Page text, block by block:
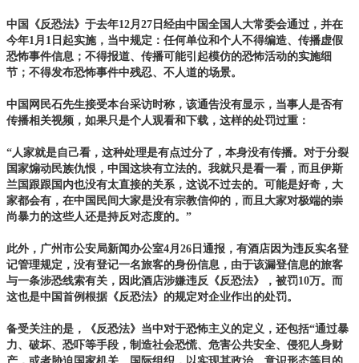
中国《反恐法》于去年12月27日经由中国全国人大常委会通过，并在
今年1月1日起实施，当中规定：任何单位和个人不得编造、传播虚假
恐怖事件信息；不得报道、传播可能引起模仿的恐怖活动的实施细
节；不得发布恐怖事件中残忍、不人道的场景。
中国网民石先生接受本台采访时称，该通告没有显示，当事人是否有
传播相关视频，如果只是个人观看和下载，这样的处罚过重：
“人家就是自己看，这种处理是有点过分了，本身没有传播。对于分裂
国家煽动民族仇恨，中国这块有立法的。我就只是看一看，而且伊斯
兰国跟跟国内也没有太直接的关系，这说不过去的。可能是好奇，大
家都会有，在中国民间大家是没有宗教信仰的，而且大家对极端的崇
尚暴力的这些人还是持反对态度的。”
此外，广州市公安局新闻办公室4月26日通报，有酒店因为违反实名登
记管理规定，没有登记一名旅客的身份信息，由于该漏登信息的旅客
与一条涉恐线索有关，因此酒店涉嫌违反《反恐法》，被罚10万。而
这也是中国首例根据《反恐法》的规定对企业作出的处罚。
备受关注的是，《反恐法》当中对于恐怖主义的定义，还包括“通过暴
力、破坏、恐吓等手段，制造社会恐慌、危害公共安全、侵犯人身财